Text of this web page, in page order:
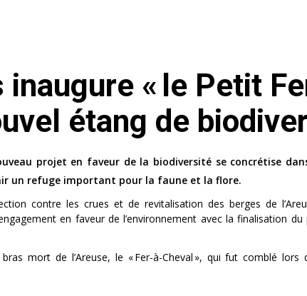
étang de
projet en faveur de la biodiversité se concrétise
un refuge important pour la faune et la flore.
contre les crues et de revitalisation des berges de
en faveur de l’environnement avec la finalisation
mort de l’Areuse, le « Fer-à-Cheval », qui fut comblé